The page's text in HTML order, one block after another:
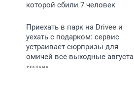
которой сбили 7 человек
Приехать в парк на Drivee и
уехать с подарком: сервис
устраивает сюрпризы для
омичей все выходные августа